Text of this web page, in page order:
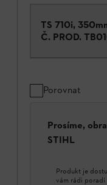
TS 710i,
Č. PROD.
Porovnat
Prosíme,
STIHL
Produkt je
vám rádi